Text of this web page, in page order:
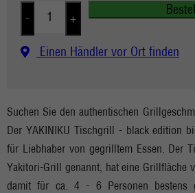
- +
Einen Händler vor Ort finden
Suchen Sie den authentischen
Der YAKINIKU Tischgrill - black edition
für Liebhaber von gegrilltem Essen. Der
Yakitori-Grill genannt, hat eine Grillfläche
damit für ca. 4 - 6 Personen bestens